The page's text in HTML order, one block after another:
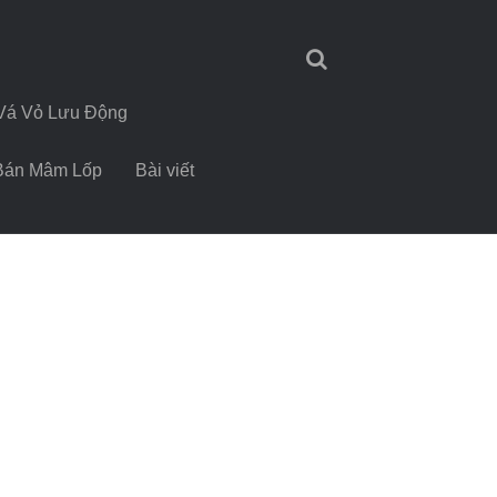
Vỏ Lưu Động
Mâm Lốp Bài viết